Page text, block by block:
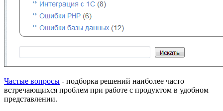
Частые вопросы - подборка решений наиболее часто
встречающихся проблем при работе с продуктом в удобном
представлении.